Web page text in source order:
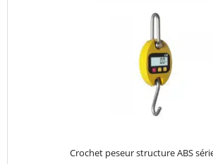
Crochet peseur structure ABS